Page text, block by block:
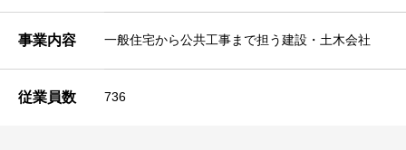
事業内容 一般住宅から公共工事まで担う建設・土木会社
従業員数 736